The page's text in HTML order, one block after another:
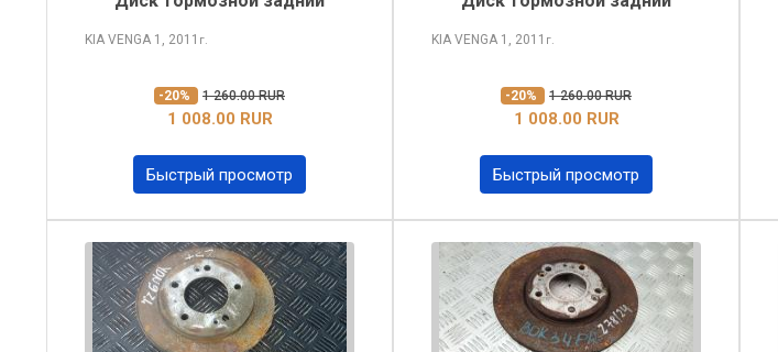
KIA VENGA 1, 2011 г.
-20% 1 260.00 RUR
1 008.00 RUR
Быстрый просмотр
KIA VENGA 1, 2011 г.
-20% 1 260.00 RUR
1 008.00 RUR
Быстрый просмотр